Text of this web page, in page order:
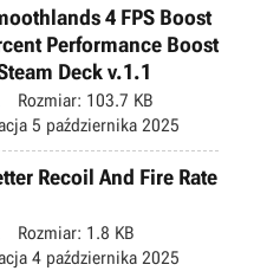
4 FPS Boost
Performance Boost
Deck v.1.1
Rozmiar: 103.7 KB
5 października 2025
Recoil And Fire Rate
Rozmiar: 1.8 KB
4 października 2025